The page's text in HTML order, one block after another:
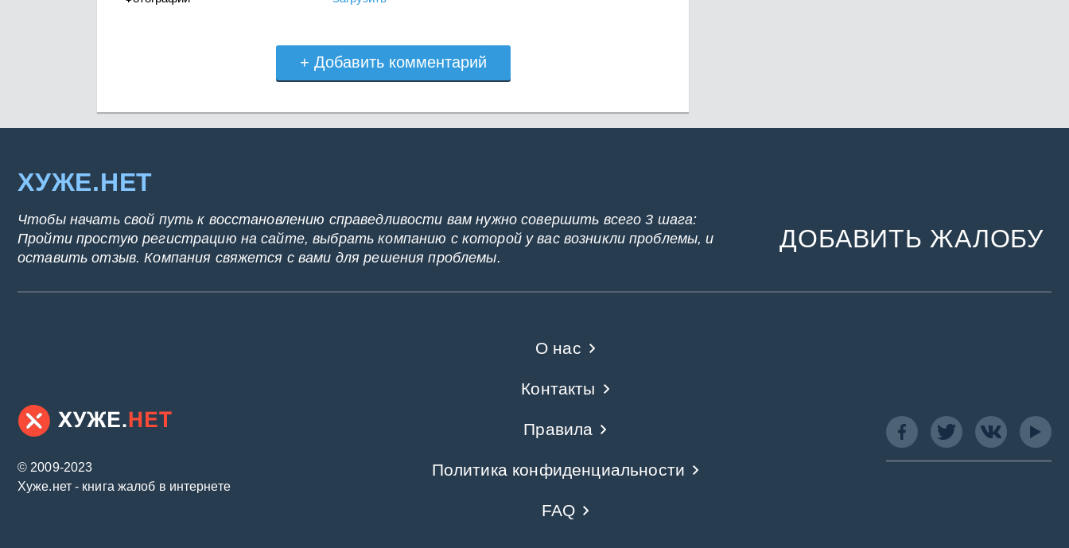
+ Добавить комментарий
ХУЖЕ.НЕТ
Чтобы начать свой путь к восстановлению справедливости вам нужно совершить всего 3 шага:
Пройти простую регистрацию на сайте, выбрать компанию с которой у вас возникли проблемы, и
оставить отзыв. Компания свяжется с вами для решения проблемы.
ДОБАВИТЬ ЖАЛОБУ
© 2009-2023
Хуже.нет - книга жалоб в интернете
О нас
Контакты
Правила
Политика конфиденциальности
FAQ